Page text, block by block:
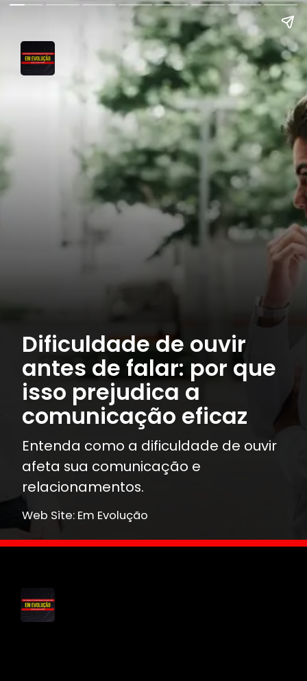
Dificuldade de ouvir
antes de falar: por que
isso prejudica a
comunicação eficaz
Entenda como a dificuldade de ouvir
afeta sua comunicação e
relacionamentos.
Web Site: Em Evolução